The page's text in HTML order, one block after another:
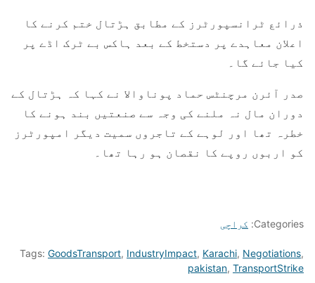
ذرائع ٹرانسپورٹرز کے مطابق ہڑتال ختم کرنے کا
اعلان معاہدے پر دستخط کے بعد ہاکس بے ٹرک اڈے پر
کیا جائے گا۔
صدر آئرن مرچنٹس حماد پوناوالا نے کہا کہ ہڑتال کے
دوران مال نہ ملنے کی وجہ سے صنعتیں بند ہونے کا
خطرہ تھا اور لوہے کے تاجروں سمیت دیگر امپورٹرز
کو اربوں روپے کا نقصان ہو رہا تھا۔
Categories: کراچی
Tags: GoodsTransport, IndustryImpact, Karachi, Negotiations,
pakistan, TransportStrike